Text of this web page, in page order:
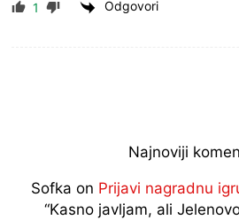
1 Odgovori
Najnoviji
Sofka on Prijavi nagradnu
“Kasno javljam, ali